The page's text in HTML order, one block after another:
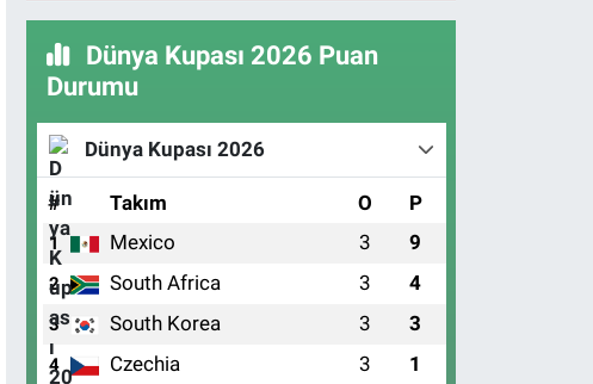
Dünya Kupası 2026 Puan
Durumu
Dünya Kupası 2026
# Takım O P
1 Mexico 3 9
2 South Africa 3 4
3 South Korea 3 3
4 Czechia 3 1